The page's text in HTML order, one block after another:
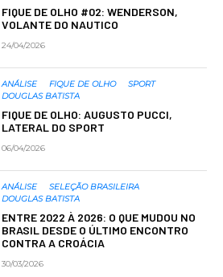
FIQUE DE OLHO #02: WENDERSON,
VOLANTE DO NAUTICO
24/04/2026
ANÁLISE FIQUE DE OLHO
SPORT
DOUGLAS BATISTA
FIQUE DE OLHO: AUGUSTO PUCCI,
LATERAL DO SPORT
06/04/2026
ANÁLISE
SELEÇÃO BRASILEIRA
DOUGLAS BATISTA
ENTRE 2022 À 2026: O QUE MUDOU NO
BRASIL DESDE O ÚLTIMO ENCONTRO
CONTRA A CROÁCIA
30/03/2026